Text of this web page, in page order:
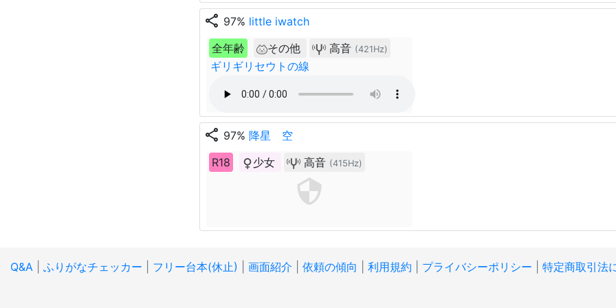
share 97% little iwatch
全年齢
その他 高音 (421Hz)
ギリギリセウトの線
share 97% 降星 空
R18
少女 高音 (415Hz)
Q&A ふりがなチェッカー フリー台本(休止) 画面紹介 依頼の傾向 利用規約 プライバシーポリシー 特定商取引法